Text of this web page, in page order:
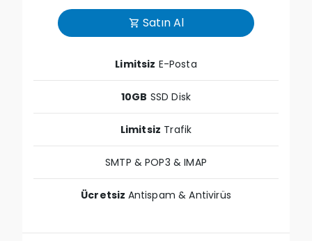
shopping_cart Satın Al
Limitsiz E-Posta
10GB SSD Disk
Limitsiz Trafik
SMTP & POP3 & IMAP
Ücretsiz Antispam & Antivirüs